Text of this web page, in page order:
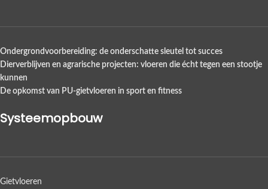
Ondergrondvoorbereiding: de onderschatte sleutel tot succes
Dierverblijven en agrarische projecten: vloeren die écht tegen een stootje
kunnen
De opkomst van PU-gietvloeren in sport en fitness
Systeemopbouw
Gietvloeren